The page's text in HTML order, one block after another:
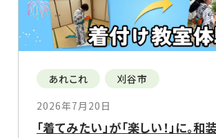
あれこれ
刈谷市
2026年7月20日
「着てみたい」が「楽しい！」に。